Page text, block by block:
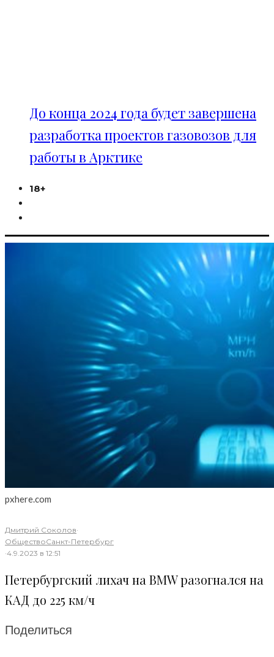
До конца 2024 года будет завершена
разработка проектов газовозов для
работы в Арктике
18+
pxhere.com
Дмитрий Соколов·
ОбществоСанкт-Петербург
·4.9.2023 в 12:51
Петербургский лихач на BMW разогнался на
КАД до 225 км/ч
Поделиться